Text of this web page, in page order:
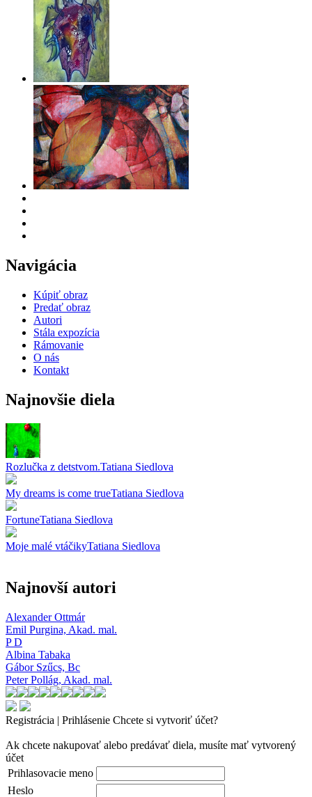
Navigácia
Kúpiť obraz
Predať obraz
Autori
Stála expozícia
Rámovanie
O nás
Kontakt
Najnovšie diela
Rozlučka z detstvom.Tatiana Siedlova
My dreams is come trueTatiana Siedlova
FortuneTatiana Siedlova
Moje malé vtáčikyTatiana Siedlova
Najnovší autori
Alexander Ottmár
Emil Purgina, Akad. mal.
P D
Albina Tabaka
Gábor Szűcs, Bc
Peter Pollág, Akad. mal.
Registrácia | Prihlásenie Chcete si vytvoriť účet?
Ak chcete nakupovať alebo predávať diela, musíte mať vytvorený
účet
Prihlasovacie meno
Heslo